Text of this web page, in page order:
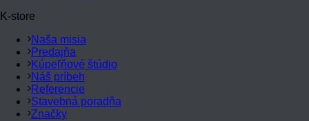
K-store
Naša misia
Predajňa
Kúpeľňové štúdio
Náš príbeh
Referencie
Stavebná poradňa
Značky